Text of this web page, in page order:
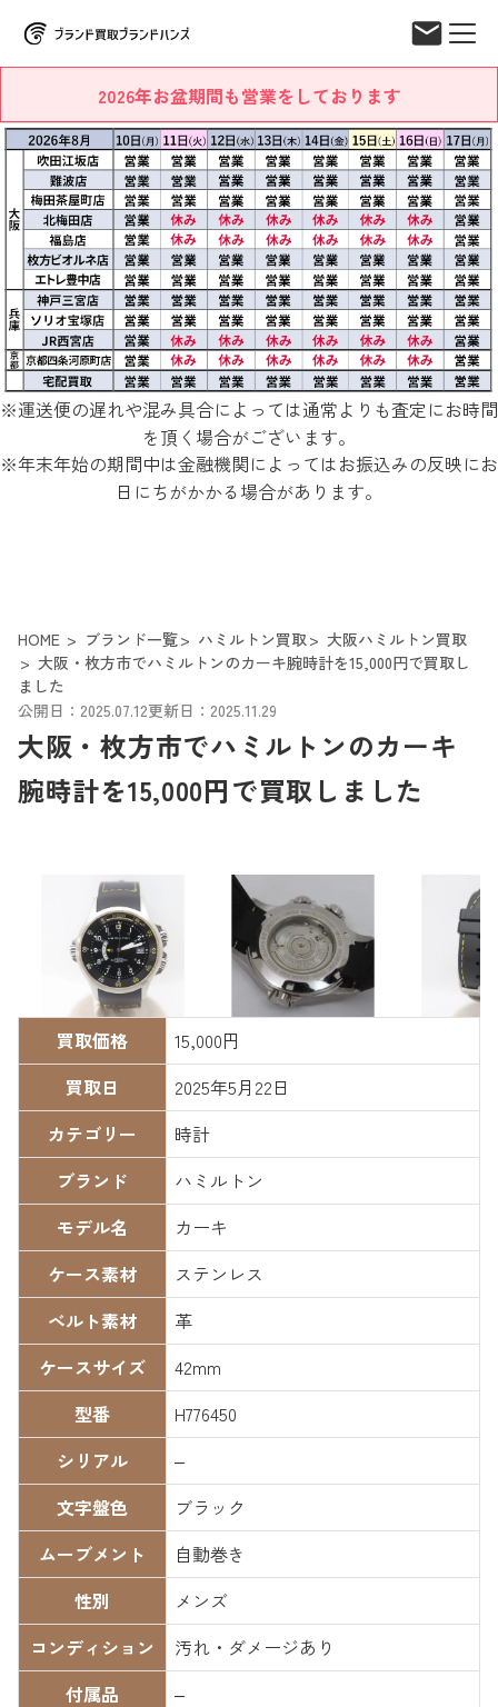
2026年お盆期間も営業をしております
※運送便の遅れや混み具合によっては通常よりも査定にお時間
を頂く場合がございます。
※年末年始の期間中は金融機関によってはお振込みの反映にお
日にちがかかる場合があります。
HOME ブランド一覧 ハミルトン買取
大阪ハミルトン買取
大阪・枚方市でハミルトンのカーキ腕時計を15,000円で買取し
ました
公開日：2025.07.12更新日：2025.11.29
大阪・枚方市でハミルトンのカーキ
腕時計を15,000円で買取しました
買取価格
15,000円
買取日
2025年5月22日
カテゴリー
時計
ブランド
ハミルトン
モデル名
カーキ
ケース素材
ステンレス
ベルト素材
革
ケースサイズ
42mm
型番
H776450
シリアル
–
文字盤色
ブラック
ムーブメント
自動巻き
性別
メンズ
コンディション
汚れ・ダメージあり
付属品
–